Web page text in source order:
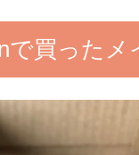
で買った